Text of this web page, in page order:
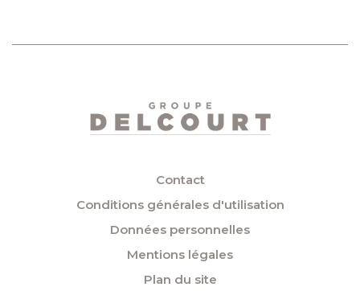
Contact
Conditions générales d'utilisation
Données personnelles
Mentions légales
Plan du site